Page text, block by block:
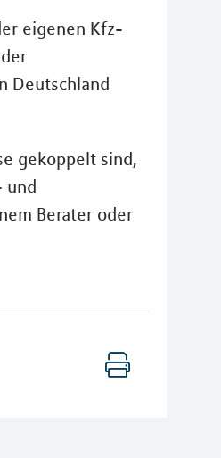
eigenen Kfz-
Deutschland
gekoppelt sind,
und
Berater oder